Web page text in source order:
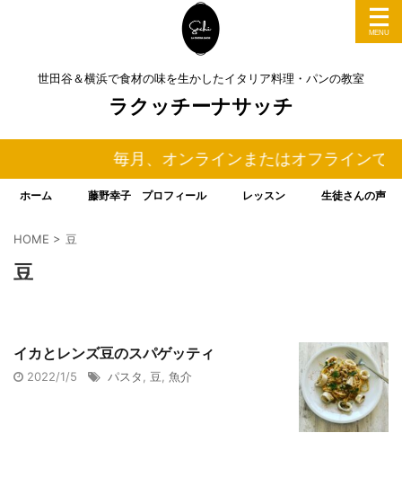
世田谷＆横浜で食材の味を生かしたイタリア料理・パンの教室
ラクッチーナサッチ
毎月、オンラインまたはオフラインで
ホーム 藤野幸子 プロフィール レッスン 生徒さんの声
HOME > 豆
豆
イカとレンズ豆のスパゲッティ
2022/1/5 パスタ 豆 魚介